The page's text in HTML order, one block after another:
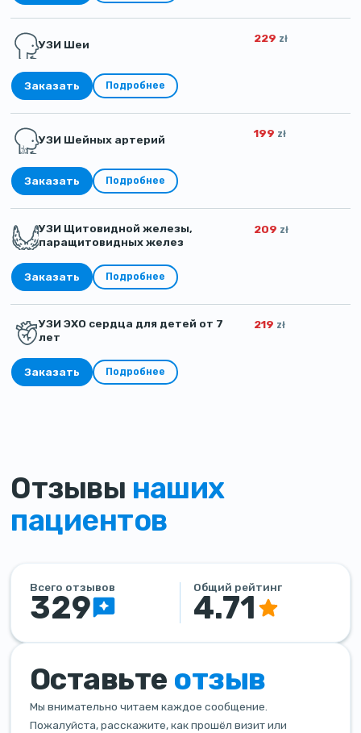
УЗИ Шеи 229 zł
Заказать Подробнее
УЗИ Шейных артерий 199 zł
Заказать Подробнее
УЗИ Щитовидной железы,
паращитовидных желез
209 zł
Заказать Подробнее
УЗИ ЭХО сердца для детей от 7
лет
219 zł
Заказать Подробнее
Отзывы наших
пациентов
Всего отзывов
329
Общий рейтинг
4.71
Оставьте отзыв
Мы внимательно читаем каждое сообщение.
Пожалуйста, расскажите, как прошёл визит или